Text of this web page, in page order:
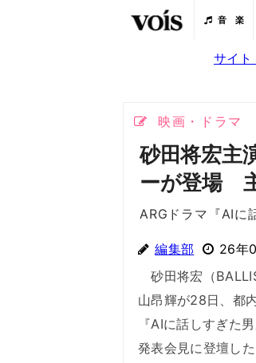
音 楽
サイト
映画・ドラマ
砂田将宏主
ーが登場
ARGドラマ『AIに
編集部 26年
砂田将宏（
山昂輝が28日、都
『AIに話しすぎた
発表会見に登壇し